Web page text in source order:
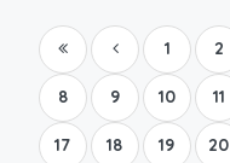
1 2
8 9 10 11
17 18 19 20